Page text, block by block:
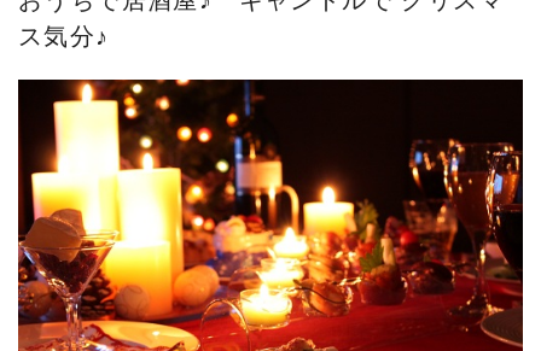
ス気分♪